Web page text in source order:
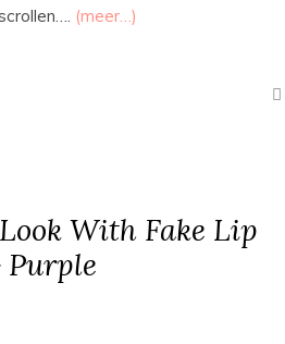
(meer…)
With Fake Lip
Purple